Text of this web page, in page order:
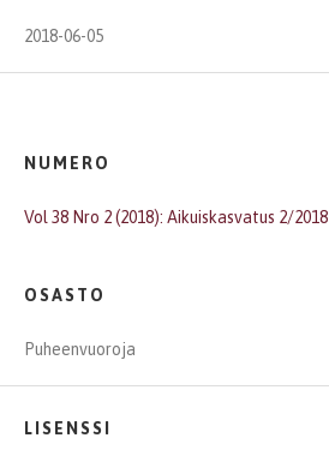
2018-06-05
NUMERO
Vol 38 Nro 2 (2018): Aikuiskasvatus 2/2018
OSASTO
Puheenvuoroja
LISENSSI